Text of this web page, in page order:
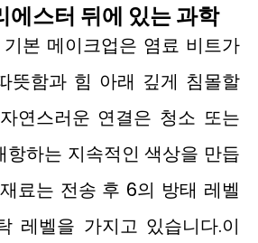
에스터 뒤에 있는 과학
본 메이크업은 염료 비트가
뜻함과 힘 아래 깊게 침몰할
연스러운 연결은 청소 또는
항하는 지속적인 색상을 만듭
료는 전송 후 6의 방태 레벨
레벨을 가지고 있습니다.이